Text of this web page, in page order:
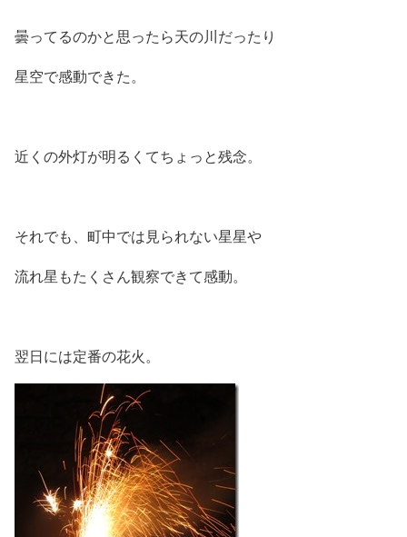
曇ってるのかと思ったら天の川だったり
星空で感動できた。
近くの外灯が明るくてちょっと残念。
それでも、町中では見られない星星や
流れ星もたくさん観察できて感動。
翌日には定番の花火。